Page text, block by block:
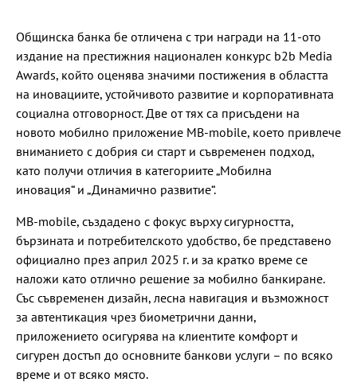
Общинска банка бе отличена с три награди на 11-ото
издание на престижния национален конкурс b2b Media
Awards, който оценява значими постижения в областта
на иновациите, устойчивото развитие и корпоративната
социална отговорност. Две от тях са присъдени на
новото мобилно приложение MB-mobile, което привлече
вниманието с добрия си старт и съвременен подход,
като получи отличия в категориите „Мобилна
иновация“ и „Динамично развитие“.
MB-mobile, създадено с фокус върху сигурността,
бързината и потребителското удобство, бе представено
официално през април 2025 г. и за кратко време се
наложи като отлично решение за мобилно банкиране.
Със съвременен дизайн, лесна навигация и възможност
за автентикация чрез биометрични данни,
приложението осигурява на клиентите комфорт и
сигурен достъп до основните банкови услуги – по всяко
време и от всяко място.